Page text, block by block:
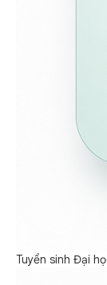
Tuyển sinh Đại